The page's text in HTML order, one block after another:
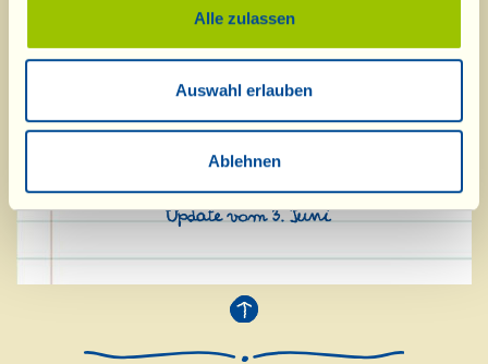
Alle zulassen
Auswahl erlauben
Ablehnen